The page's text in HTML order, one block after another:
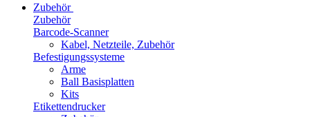
Zubehör
Zubehör
Barcode-Scanner
Kabel, Netzteile, Zubehör
Befestigungssysteme
Arme
Ball Basisplatten
Kits
Etikettendrucker